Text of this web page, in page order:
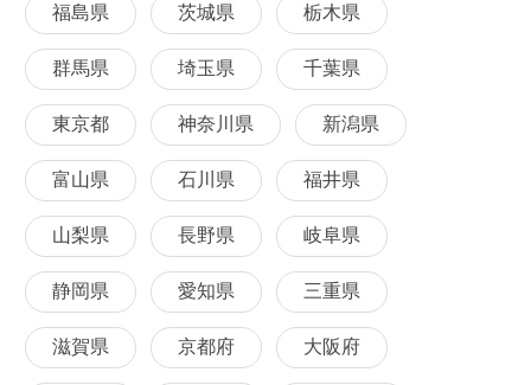
福島県 茨城県 栃木県
群馬県 埼玉県 千葉県
東京都 神奈川県 新潟県
富山県 石川県 福井県
山梨県 長野県 岐阜県
静岡県 愛知県 三重県
滋賀県 京都府 大阪府